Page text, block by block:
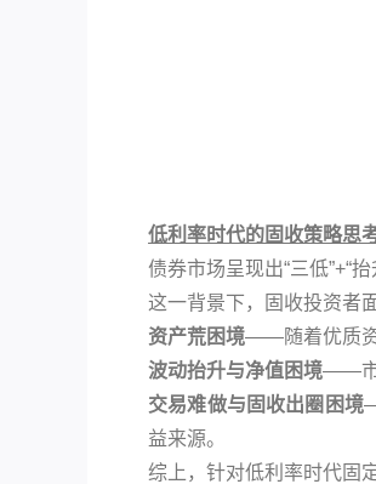
低利率时代的固收策略思
债券市场呈现出“三低”+“
这一背景下，固收投资者
资产荒困境——随着优质资
波动抬升与净值困境——市
交易难做与固收出圈困境
益来源。
综上，针对低利率时代固